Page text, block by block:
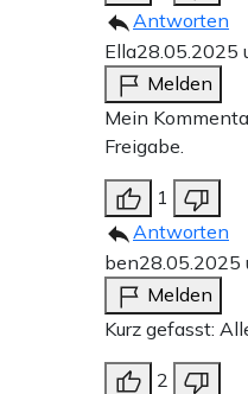
Antworten
Ella28.05.2025
Melden
Mein
Freigabe.
1
Antworten
ben28.05.2025
Melden
Kurz gefasst:
2